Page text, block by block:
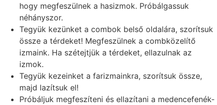
hogy megfeszülnek a hasizmok. Próbálgassuk
néhányszor.
Tegyük kezünket a combok belső oldalára, szorítsuk
össze a térdeket! Megfeszülnek a combközelítő
izmaink. Ha szétejtjük a térdeket, ellazulnak az
izmok.
Tegyük kezeinket a farizmainkra, szorítsuk össze,
majd lazítsuk el!
Próbáljuk megfeszíteni és ellazítani a medencefenék-